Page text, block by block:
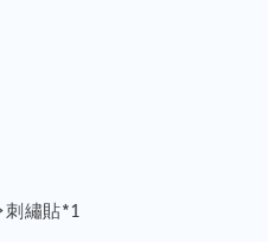
刺繡貼*1